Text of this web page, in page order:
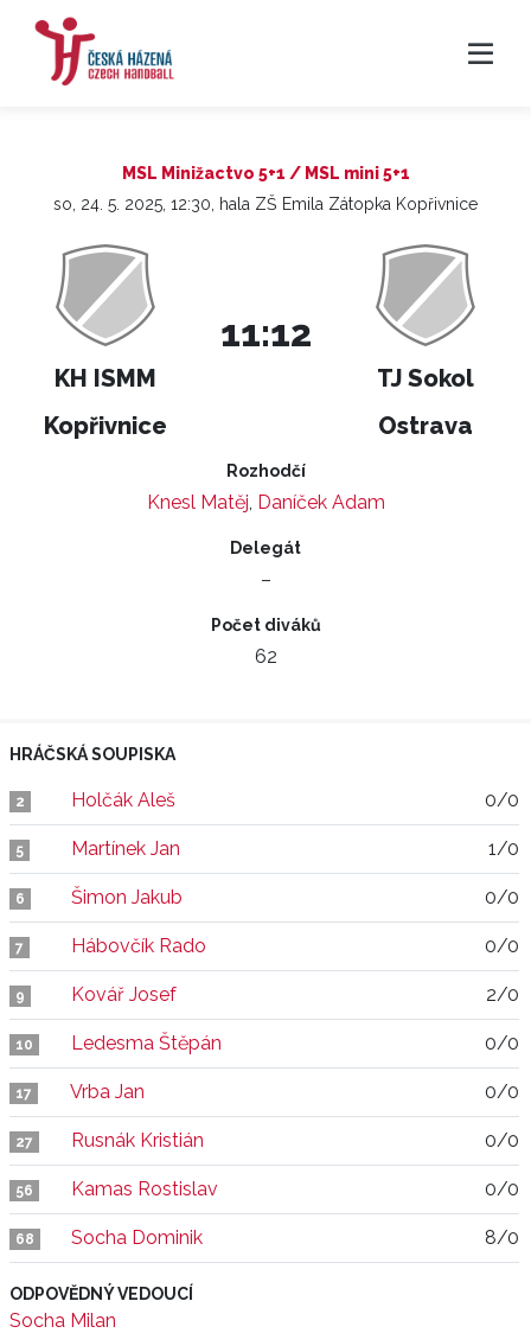
MSL Minižactvo 5+1 / MSL mini 5+1
so, 24. 5. 2025, 12:30, hala ZŠ Emila Zátopka Kopřivnice
KH ISMM
Kopřivnice
11:12
TJ Sokol
Ostrava
Rozhodčí
Knesl Matěj, Daníček Adam
Delegát
–
Počet diváků
62
HRÁČSKÁ SOUPISKA
2 Holčák Aleš 0/0
5 Martínek Jan 1/0
6 Šimon Jakub 0/0
7 Hábovčík Rado 0/0
9 Kovář Josef 2/0
10 Ledesma Štěpán 0/0
17 Vrba Jan 0/0
27 Rusnák Kristián 0/0
56 Kamas Rostislav 0/0
68 Socha Dominik 8/0
ODPOVĚDNÝ VEDOUCÍ
Socha Milan